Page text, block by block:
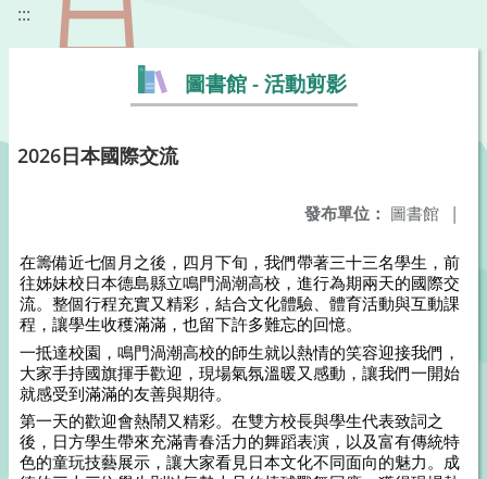
:::
圖書館 - 活動剪影
2026日本國際交流
發布單位： 圖書館 |
在籌備近七個月之後，四月下旬，我們帶著三十三名學生，前
往姊妹校日本德島縣立鳴門渦潮高校，進行為期兩天的國際交
流。整個行程充實又精彩，結合文化體驗、體育活動與互動課
程，讓學生收穫滿滿，也留下許多難忘的回憶。
一抵達校園，鳴門渦潮高校的師生就以熱情的笑容迎接我們，
大家手持國旗揮手歡迎，現場氣氛溫暖又感動，讓我們一開始
就感受到滿滿的友善與期待。
第一天的歡迎會熱鬧又精彩。在雙方校長與學生代表致詞之
後，日方學生帶來充滿青春活力的舞蹈表演，以及富有傳統特
色的童玩技藝展示，讓大家看見日本文化不同面向的魅力。成